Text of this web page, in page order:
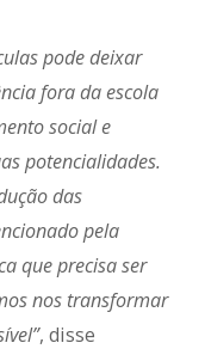
pode deixar
fora da escola
social e
potencialidades.
das
pela
que precisa ser
nos transformar
, disse